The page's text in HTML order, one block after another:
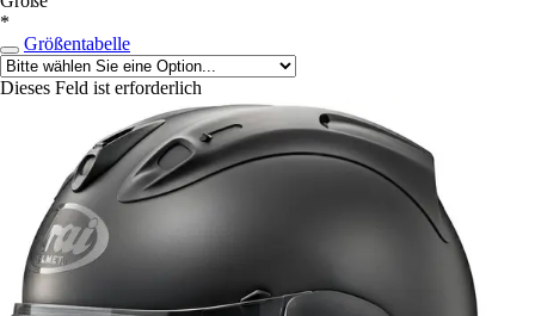
*
Größentabelle
Dieses Feld ist erforderlich